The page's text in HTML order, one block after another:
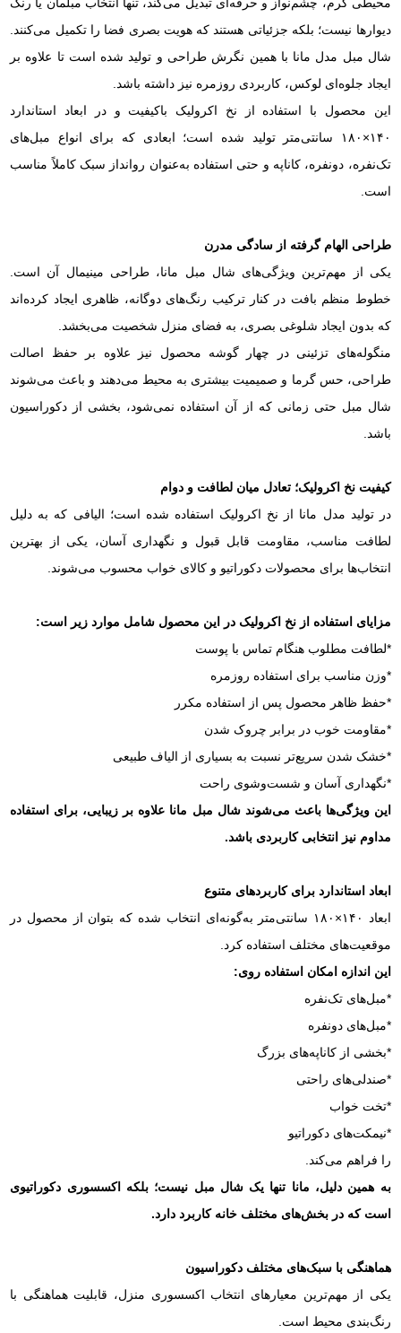
دیوارها نیست؛ بلکه جزئیاتی هستند که هویت بصری فضا را تکمیل می‌کنند.
شال مبل مدل مانا با همین نگرش طراحی و تولید شده است تا علاوه بر
ایجاد جلوه‌ای لوکس، کاربردی روزمره نیز داشته باشد.
این محصول با استفاده از نخ اکرولیک باکیفیت و در ابعاد استاندارد
۱۴۰×۱۸۰ سانتی‌متر تولید شده است؛ ابعادی که برای انواع مبل‌های
تک‌نفره، دونفره، کاناپه و حتی استفاده به‌عنوان روانداز سبک کاملاً مناسب
است.
طراحی الهام گرفته از سادگی مدرن
یکی از مهم‌ترین ویژگی‌های شال مبل مانا، طراحی مینیمال آن است.
خطوط منظم بافت در کنار ترکیب رنگ‌های دوگانه، ظاهری ایجاد کرده‌اند
که بدون ایجاد شلوغی بصری، به فضای منزل شخصیت می‌بخشد.
منگوله‌های تزئینی در چهار گوشه محصول نیز علاوه بر حفظ اصالت
طراحی، حس گرما و صمیمیت بیشتری به محیط می‌دهند و باعث می‌شوند
شال مبل حتی زمانی که از آن استفاده نمی‌شود، بخشی از دکوراسیون
باشد.
کیفیت نخ اکرولیک؛ تعادل میان لطافت و دوام
در تولید مدل مانا از نخ اکرولیک استفاده شده است؛ الیافی که به دلیل
لطافت مناسب، مقاومت قابل قبول و نگهداری آسان، یکی از بهترین
انتخاب‌ها برای محصولات دکوراتیو و کالای خواب محسوب می‌شوند.
مزایای استفاده از نخ اکرولیک در این محصول شامل موارد زیر است:
*لطافت مطلوب هنگام تماس با پوست
*وزن مناسب برای استفاده روزمره
*حفظ ظاهر محصول پس از استفاده مکرر
*مقاومت خوب در برابر چروک شدن
*خشک شدن سریع‌تر نسبت به بسیاری از الیاف طبیعی
*نگهداری آسان و شست‌وشوی راحت
این ویژگی‌ها باعث می‌شوند شال مبل مانا علاوه بر زیبایی، برای استفاده
مداوم نیز انتخابی کاربردی باشد.
ابعاد استاندارد برای کاربردهای متنوع
ابعاد ۱۴۰×۱۸۰ سانتی‌متر به‌گونه‌ای انتخاب شده که بتوان از محصول در
موقعیت‌های مختلف استفاده کرد.
این اندازه امکان استفاده روی:
*مبل‌های تک‌نفره
*مبل‌های دونفره
*بخشی از کاناپه‌های بزرگ
*صندلی‌های راحتی
*تخت خواب
*نیمکت‌های دکوراتیو
را فراهم می‌کند.
به همین دلیل، مانا تنها یک شال مبل نیست؛ بلکه اکسسوری دکوراتیوی
است که در بخش‌های مختلف خانه کاربرد دارد.
هماهنگی با سبک‌های مختلف دکوراسیون
یکی از مهم‌ترین معیارهای انتخاب اکسسوری منزل، قابلیت هماهنگی با
رنگ‌بندی محیط است.